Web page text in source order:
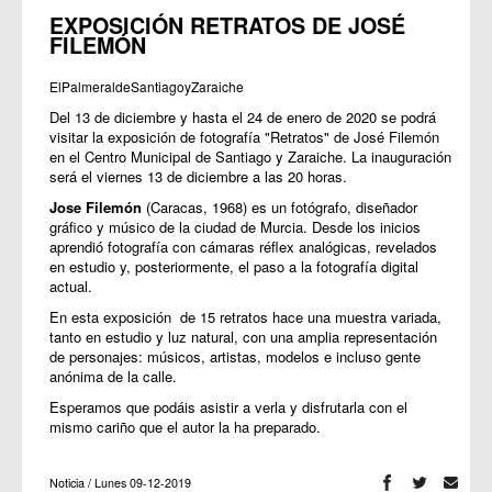
EXPOSICIÓN RETRATOS DE JOSÉ
FILEMÓN
ElPalmeraldeSantiagoyZaraiche
Del 13 de diciembre y hasta el 24 de enero de 2020 se podrá
visitar la exposición de fotografía "Retratos" de José Filemón
en el Centro Municipal de Santiago y Zaraiche. La inauguración
será el viernes 13 de diciembre a las 20 horas.
Jose Filemón (Caracas, 1968) es un fotógrafo, diseñador
gráfico y músico de la ciudad de Murcia. Desde los inicios
aprendió fotografía con cámaras réflex analógicas, revelados
en estudio y, posteriormente, el paso a la fotografía digital
actual.
En esta exposición de 15 retratos hace una muestra variada,
tanto en estudio y luz natural, con una amplia representación
de personajes: músicos, artistas, modelos e incluso gente
anónima de la calle.
Esperamos que podáis asistir a verla y disfrutarla con el
mismo cariño que el autor la ha preparado.
Noticia / Lunes 09-12-2019